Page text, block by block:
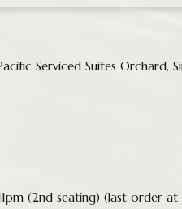
Serviced Suites Orchard,
(2nd seating) (last order